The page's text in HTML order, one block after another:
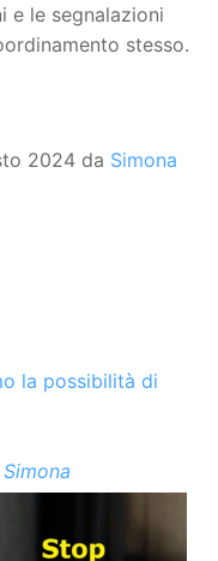
e le segnalazioni
stesso.
2024 da Simona
la possibilità di
Simona